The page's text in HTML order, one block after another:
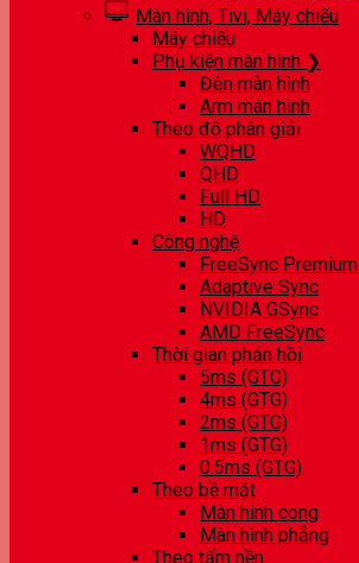
Màn hình, Tivi, Máy chiếu
Máy chiếu
Phụ kiện màn hình ❯
Đèn màn hình
Arm màn hình
Theo độ phân giải
WQHD
QHD
Full HD
HD
Công nghệ
FreeSync Premium
Adaptive Sync
NVIDIA GSync
AMD FreeSync
Thời gian phản hồi
5ms (GTG)
4ms (GTG)
2ms (GTG)
1ms (GTG)
0.5ms (GTG)
Theo bề mặt
Màn hình cong
Màn hình phẳng
Theo tấm nền